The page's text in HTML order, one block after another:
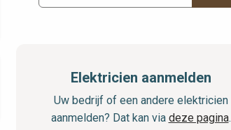
Elektricien aanmelden
Uw bedrijf of een andere elektricien
aanmelden? Dat kan via deze pagina.